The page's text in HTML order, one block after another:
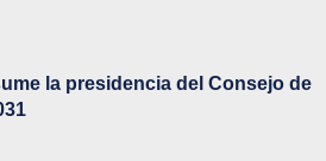
la presidencia del Consejo de